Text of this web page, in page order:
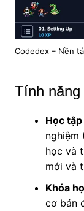
Codedex – Nền
Tính năng
Học
nghiệm
học và
mới và
Khóa
cơ bản